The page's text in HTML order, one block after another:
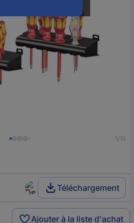
1/15
Téléchargement
Ajouter à la liste d'achat